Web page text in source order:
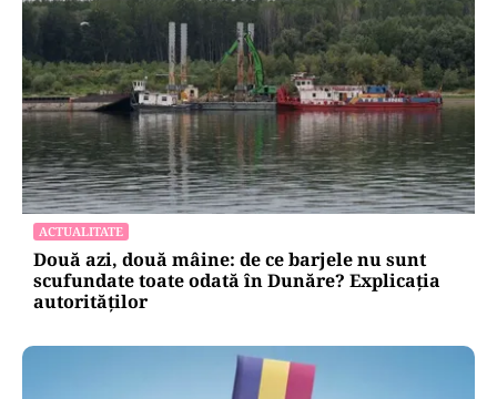
ACTUALITATE
Două azi, două mâine: de ce barjele nu sunt
scufundate toate odată în Dunăre? Explicația
autorităților